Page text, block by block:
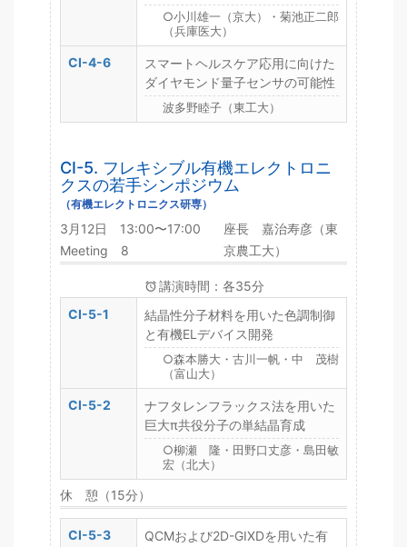
○小川雄一（京大）・菊池正二郎
（兵庫医大）
CI-4-6
スマートヘルスケア応用に向けた
ダイヤモンド量子センサの可能性
波多野睦子（東工大）
CI-5. フレキシブル有機エレクトロニ
クスの若手シンポジウム
（有機エレクトロニクス研専）
3月12日 13:00〜17:00
Meeting 8
座長 嘉治寿彦（東
京農工大）
講演時間：各35分
CI-5-1
結晶性分子材料を用いた色調制御
と有機ELデバイス開発
○森本勝大・古川一帆・中 茂樹
（富山大）
CI-5-2
ナフタレンフラックス法を用いた
巨大π共役分子の単結晶育成
○柳瀬 隆・田野口丈彦・島田敏
宏（北大）
休 憩（15分）
CI-5-3 QCMおよび2D-GIXDを用いた有